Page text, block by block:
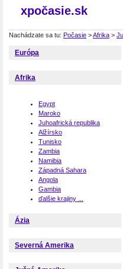
xpočasie.sk
Nachádzate sa tu: Počasie >Afrika >
Európa
Afrika
Egypt
Maroko
Juhoafrická republika
Alžírsko
Tunisko
Zambia
Namibia
Západná Sahara
Angola
Gambia
ďalšie krajiny ...
Ázia
Severná Amerika